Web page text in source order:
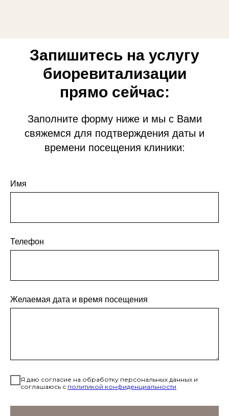
Запишитесь на услугу
биоревитализации
прямо сейчас:
Заполните форму ниже и мы с Вами
свяжемся для подтверждения даты и
времени посещения клиники:
Имя
Телефон
Желаемая дата и время посещения
Я даю согласие на обработку персональных данных и
соглашаюсь с политикой конфиденциальности